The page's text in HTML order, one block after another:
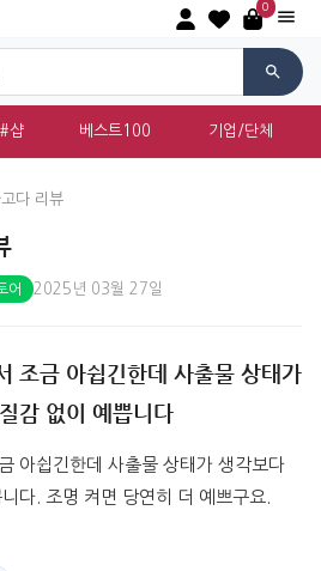
0
샵 베스트100 기업/단체
다 리뷰
어 2025년 03월 27일
조금 아쉽긴한데 사출물 상태가
감 없이 예쁩니다
아쉽긴한데 사출물 상태가 생각보다
다. 조명 켜면 당연히 더 예쁘구요.